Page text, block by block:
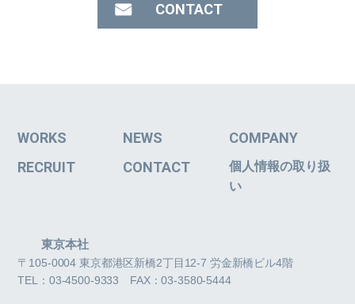
CONTACT
WORKS NEWS
COMPANY
RECRUIT
CONTACT
個人情報の取り扱
い
東京本社
〒105-0004 東京都港区新橋2丁目12-7 労金新橋ビル4階
TEL：03-4500-9333 FAX：03-3580-5444